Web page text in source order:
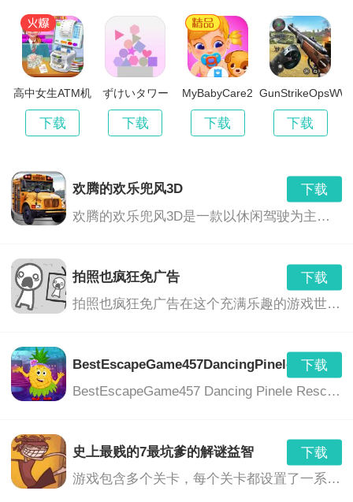
3. 精美的画面和动感的音乐，为游戏增添了更多的趣味
性和艺术性。
4. 定期更新游戏内容，不断推出新的关卡和挑战，保持
游戏的趣味性和新鲜感。
更新日志：
1. 新增了多个关卡和场景，丰富了游戏内容。
2. 修复了已知的游戏bug，提高了游戏的稳定性和流畅
度。
4. 即将推出新的解谜元素和道具，为玩家带来更多的挑
BestEscapeGame596BlackFoxRescueGame
7.10.6.2 0.00 MB
下载
Best Escape Games 150 Shock Boy Rescue Game
7.10.6.2 0.00 MB
下载
7.10.6.2
BestEscapeGames219PelicanRescueGame
7.10.6.2 0.00 MB
下载
BestEscapeGame594SalvageManEscapeGame
7.10.6.2 0.00 MB
下载
BestEscapeGame414
BestEscapeGames20CartoonKoalaRescueGame
7.10.6.2 0.00 MB
下载
高中女生ATM机
下载
ずけいタワー
下载
MyBabyCare2
下载 下载
欢腾的欢乐兜风3D
下载
欢腾的欢乐兜风3D是一款以休闲驾驶为主题的游戏，玩家将在美丽的3D环境中驾驶各种车辆，享受驾驶的乐趣，同时与朋友们一起分享欢乐的时光。游戏提供了丰富的车辆选择、多样的场景和任务，让玩家沉浸在刺激、轻松和充满乐趣的游戏世界中。
拍照也疯狂免广告
下载
拍照也疯狂免广告在这个充满乐趣的游戏世界中，你将带领你的相机挑战各种奇特的谜题，利用各种道具，以完成挑战并解开更多的隐藏区域。这是一个真正疯狂的拍照冒险旅程，没有任何广告的打扰，只为你带来纯粹的游戏乐趣。
下载
BestEscapeGame457 Dancing Pinele Rescue Game是一款独具特色的休闲解谜冒险游戏。游戏中，玩家将扮演一位勇敢的冒险者，在神秘的森林中展开一场刺激的逃脱冒险。玩家需要运用智慧和勇气，解开各种谜题，拯救被困在跳舞松树中的朋友。
史上最贱的7最坑爹的解谜益智
下载
游戏包含多个关卡，每个关卡都设置了一系列谜题和挑战。玩家需要通过思考、观察、操作等方式，解开谜题，完成挑战。游戏中的谜题设计丰富多样，包括图形推理、文字游戏、物理难题等等，充分考验玩家的智慧和反应能力。